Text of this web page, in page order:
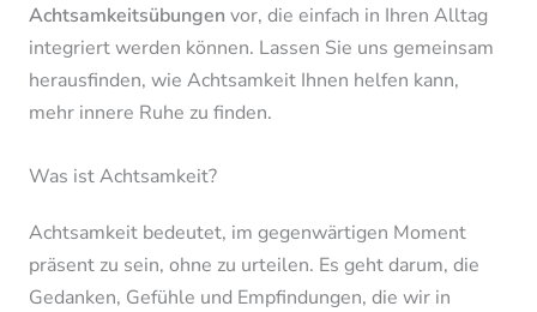
Achtsamkeitsübungen vor, die einfach in Ihren Alltag
integriert werden können. Lassen Sie uns gemeinsam
herausfinden, wie Achtsamkeit Ihnen helfen kann,
mehr innere Ruhe zu finden.
Was ist Achtsamkeit?
Achtsamkeit bedeutet, im gegenwärtigen Moment
präsent zu sein, ohne zu urteilen. Es geht darum, die
Gedanken, Gefühle und Empfindungen, die wir in